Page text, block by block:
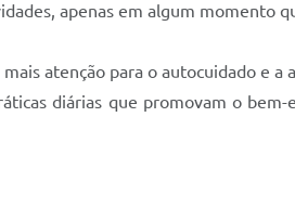
apenas em algum momento
atenção para o autocuidado e
diárias que promovam o